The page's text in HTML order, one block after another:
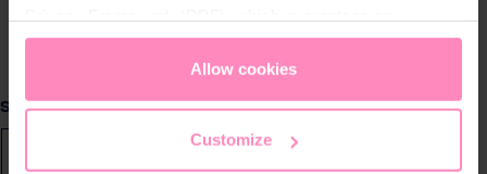
appropriate level of data protection. You canaccept all
only allow necessary cookies
access and change your chosen setting at any time in
Allow cookies
Customize
Vælg
Størrelse
S